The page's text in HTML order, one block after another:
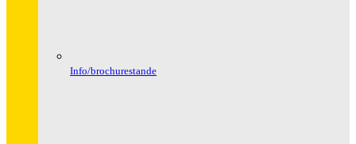
Info/brochurestande